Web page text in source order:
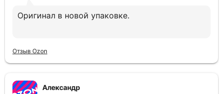
Оригинал в новой упаковке.
Отзыв Ozon
Александр